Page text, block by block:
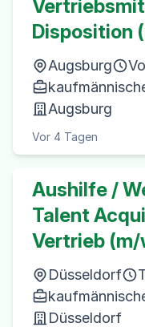
Disposition
Augsburg
Augsburg
Vor 4 Tagen
Aushilfe /
Talent
Vertrieb
Düsseldorf
Düsseldorf